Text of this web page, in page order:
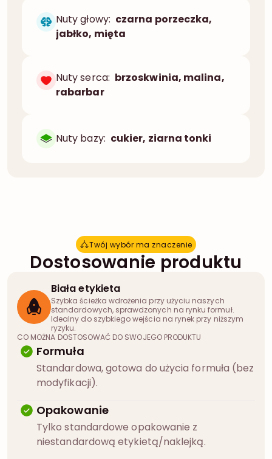
Nuty głowy: czarna porzeczka,
jabłko, mięta
Nuty serca: brzoskwinia, malina,
rabarbar
Nuty bazy: cukier, ziarna tonki
Twój wybór ma znaczenie
Twój wybór ma znaczenie
Dostosowanie produktu
Biała etykieta
Szybka ścieżka wdrożenia przy użyciu naszych
standardowych, sprawdzonych na rynku formuł.
Idealny do szybkiego wejścia na rynek przy niższym
ryzyku.
CO MOŻNA DOSTOSOWAĆ DO SWOJEGO PRODUKTU
Formuła
Standardowa, gotowa do użycia formuła (bez
modyfikacji).
Opakowanie
Tylko standardowe opakowanie z
niestandardową etykietą/naklejką.